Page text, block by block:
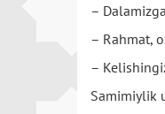
–
– Rahmat,
–
Samimiylik